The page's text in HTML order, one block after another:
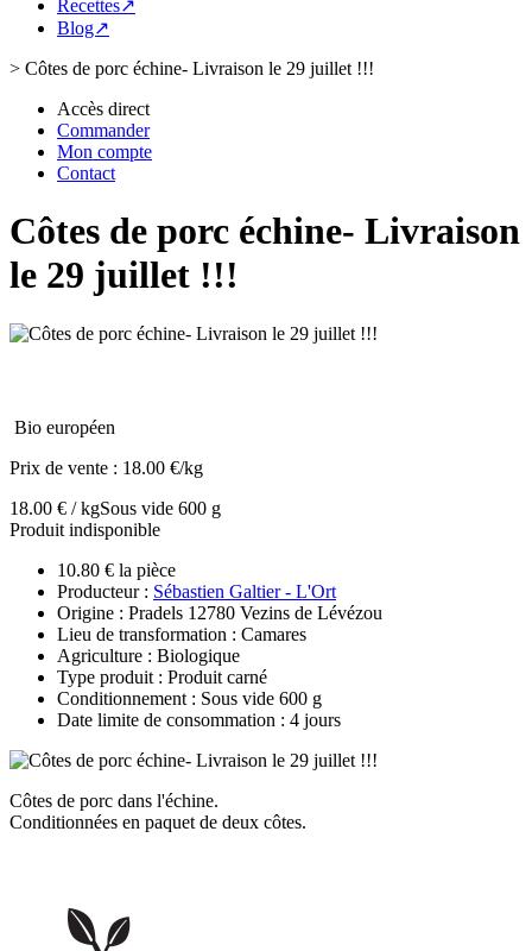
Recettes↗
Blog↗
> Côtes de porc échine- Livraison le 29 juillet !!!
Accès direct
Commander
Mon compte
Contact
Côtes de porc échine- Livraison
le 29 juillet !!!
Bio européen
Prix de vente : 18.00 €/kg
18.00 € / kgSous vide 600 g
Produit indisponible
10.80 € la pièce
Producteur : Sébastien Galtier - L'Ort
Origine : Pradels 12780 Vezins de Lévézou
Lieu de transformation : Camares
Agriculture : Biologique
Type produit : Produit carné
Conditionnement : Sous vide 600 g
Date limite de consommation : 4 jours
Côtes de porc dans l'échine.
Conditionnées en paquet de deux côtes.